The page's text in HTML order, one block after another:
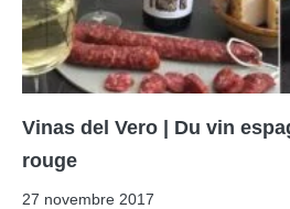
Vinas del Vero | Du vin
rouge
27 novembre 2017